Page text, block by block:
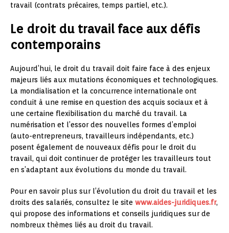
travail (contrats précaires, temps partiel, etc.).
Le droit du travail face aux défis
contemporains
Aujourd’hui, le droit du travail doit faire face à des enjeux
majeurs liés aux mutations économiques et technologiques.
La mondialisation et la concurrence internationale ont
conduit à une remise en question des acquis sociaux et à
une certaine flexibilisation du marché du travail. La
numérisation et l’essor des nouvelles formes d’emploi
(auto-entrepreneurs, travailleurs indépendants, etc.)
posent également de nouveaux défis pour le droit du
travail, qui doit continuer de protéger les travailleurs tout
en s’adaptant aux évolutions du monde du travail.
Pour en savoir plus sur l’évolution du droit du travail et les
droits des salariés, consultez le site www.aides-juridiques.fr,
qui propose des informations et conseils juridiques sur de
nombreux thèmes liés au droit du travail.